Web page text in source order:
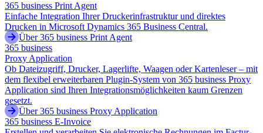
365 business Print Agent
Einfache Integration Ihrer Druckerinfrastruktur und direktes
Drucken in Microsoft Dynamics 365 Business Central.
Über 365 business Print Agent
365 business
Proxy Application
Ob Dateizugriff, Drucker, Lagerlifte, Waagen oder Kartenleser – mit
dem flexibel erweiterbaren Plugin-System von 365 business Proxy
Application sind Ihren Integrationsmöglichkeiten kaum Grenzen
gesetzt.
Über 365 business Proxy Application
365 business E-Invoice